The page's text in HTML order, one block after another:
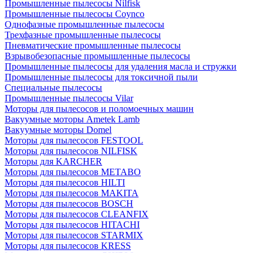
Промышленные пылесосы Nilfisk
Промышленные пылесосы Coynco
Однофазные промышленные пылесосы
Трехфазные промышленные пылесосы
Пневматические промышленные пылесосы
Взрывобезопасные промышленные пылесосы
Промышленные пылесосы для удаления масла и стружки
Промышленные пылесосы для токсичной пыли
Специальные пылесосы
Промышленные пылесосы Vilar
Моторы для пылесосов и поломоечных машин
Вакуумные моторы Ametek Lamb
Вакуумные моторы Domel
Моторы для пылесосов FESTOOL
Моторы для пылесосов NILFISK
Моторы для KARCHER
Моторы для пылесосов METABO
Моторы для пылесосов HILTI
Моторы для пылесосов MAKITA
Моторы для пылесосов BOSCH
Моторы для пылесосов CLEANFIX
Моторы для пылесосов HITACHI
Моторы для пылесосов STARMIX
Моторы для пылесосов KRESS